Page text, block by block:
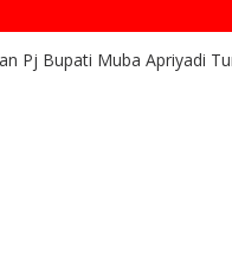
Pj Bupati Muba Apriyadi